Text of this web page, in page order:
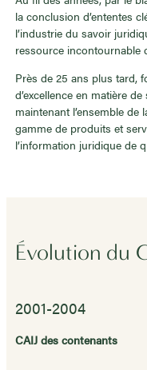
la conclusion d’ententes
l’industrie du savoir
ressource incontournable
Près de 25 ans plus tard,
d’excellence en matière
maintenant l’ensemble
gamme de produits et
l’information juridique de
Évolution du
2001-2004
CAIJ des contenants